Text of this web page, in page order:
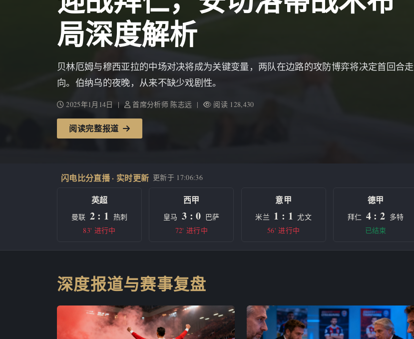
局深度解析
贝林厄姆与穆西亚拉的中场对决将成为关键变量，两队在边路的攻防博弈将决定首回合走
向。伯纳乌的夜晚，从来不缺少戏剧性。
2025年1月14日 | 首席分析师 陈志远 | 阅读 128,430
阅读完整报道
闪电比分直播 · 实时更新 更新于 17:06:36
英超
曼联 2 : 1 热刺
83' 进行中
西甲
皇马 3 : 0 巴萨
72' 进行中
意甲
米兰 1 : 1 尤文
56' 进行中
德甲
拜仁 4 : 2 多特
已结束
深度报道与赛事复盘